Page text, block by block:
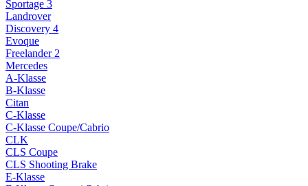
Sportage 3
Landrover
Discovery 4
Evoque
Freelander 2
Mercedes
A-Klasse
B-Klasse
Citan
C-Klasse
C-Klasse Coupe/Cabrio
CLK
CLS Coupe
CLS Shooting Brake
E-Klasse